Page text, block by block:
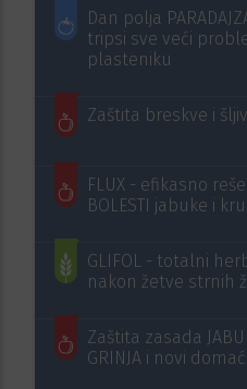
Dan polja
tripsi sve veći
plasteniku
Zaštita breskve i
FLUX - efikasno
BOLESTI jabuke i
GLIFOL - totalni
nakon žetve strnih
Zaštita zasada
GRINJA i novi